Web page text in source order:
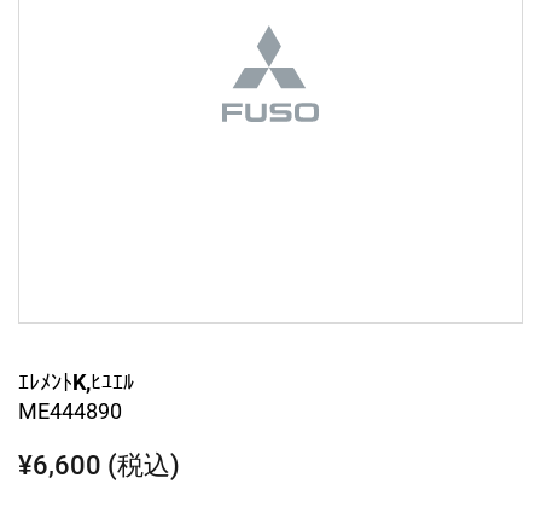
ｴﾚﾒﾝﾄK,ﾋﾕｴﾙ
ME444890
¥6,600 (税込)